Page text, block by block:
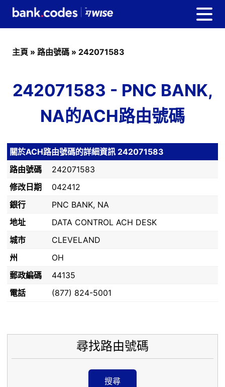
主頁 » 路由號碼 » 242071583
242071583 - PNC BANK,
NA的ACH路由號碼
關於ACH路由號碼的詳細資訊 242071583
路由號碼
242071583
修改日期
042412
銀行
PNC BANK, NA
地址
DATA CONTROL ACH DESK
城市
CLEVELAND
州
OH
郵政編碼
44135
電話
(877) 824-5001
尋找路由號碼
搜尋